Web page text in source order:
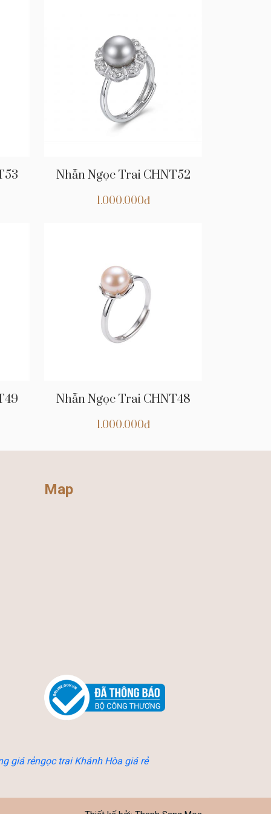
Nhẫn Ngọc Trai CHNT52
1.000.000đ
Nhẫn Ngọc Trai CHNT48
1.000.000đ
Map
giá rẻngọc trai Khánh Hòa giá rẻ